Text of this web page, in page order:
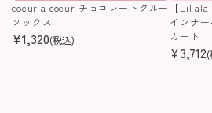
coeur a coeur チョコレートクルー
ソックス
¥1,320(税込)
【Lil
インナ
カート
¥3,712